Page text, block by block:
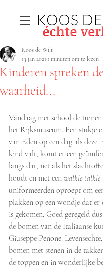
Kinderen spreken
waarheid...
Koos de Wilt
13 jan 2021 1 minuten om te lezen
Vandaag met school de
het Rijksmuseum. Een stukje
van Eden op een dag als deze.
kind valt, komt er een
langs dat, net als het
houdt en met een walkie talkie
uniformeerden oproept om
plakken op een wondje dat
is gekomen. Goed geregeld
de bomen van de Italiaanse
Giuseppe Penone.
bomen met stenen in de
de toppen en in wonderlijke